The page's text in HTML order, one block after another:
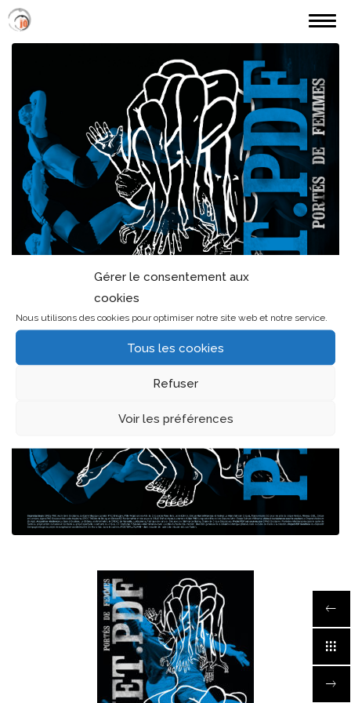
Gérer le consentement aux
cookies
Nous utilisons des cookies pour optimiser notre site web et notre service.
Tous les cookies
Refuser
Voir les préférences
MES RÉALISATIONS
PARCOURS (JÖ)
TARIFS ETC.
CONTACT